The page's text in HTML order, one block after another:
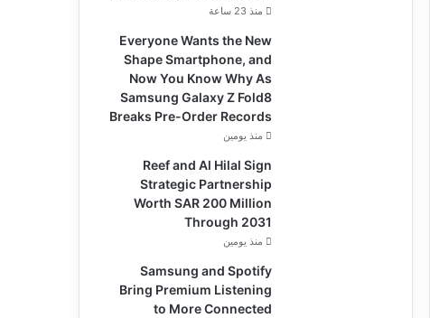
منذ 23 ساعة
Everyone Wants the New
Shape Smartphone, and
Now You Know Why As
Samsung Galaxy Z Fold8
Breaks Pre-Order Records
منذ يومين
Reef and Al Hilal Sign
Strategic Partnership
Worth SAR 200 Million
Through 2031
منذ يومين
Samsung and Spotify
Bring Premium Listening
to More Connected